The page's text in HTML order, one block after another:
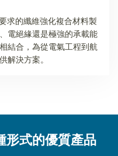
求的纖維強化複合材料製
電絕緣還是極強的承載能
結合，為從電氣工程到航
解決方案。
形式的優質產品